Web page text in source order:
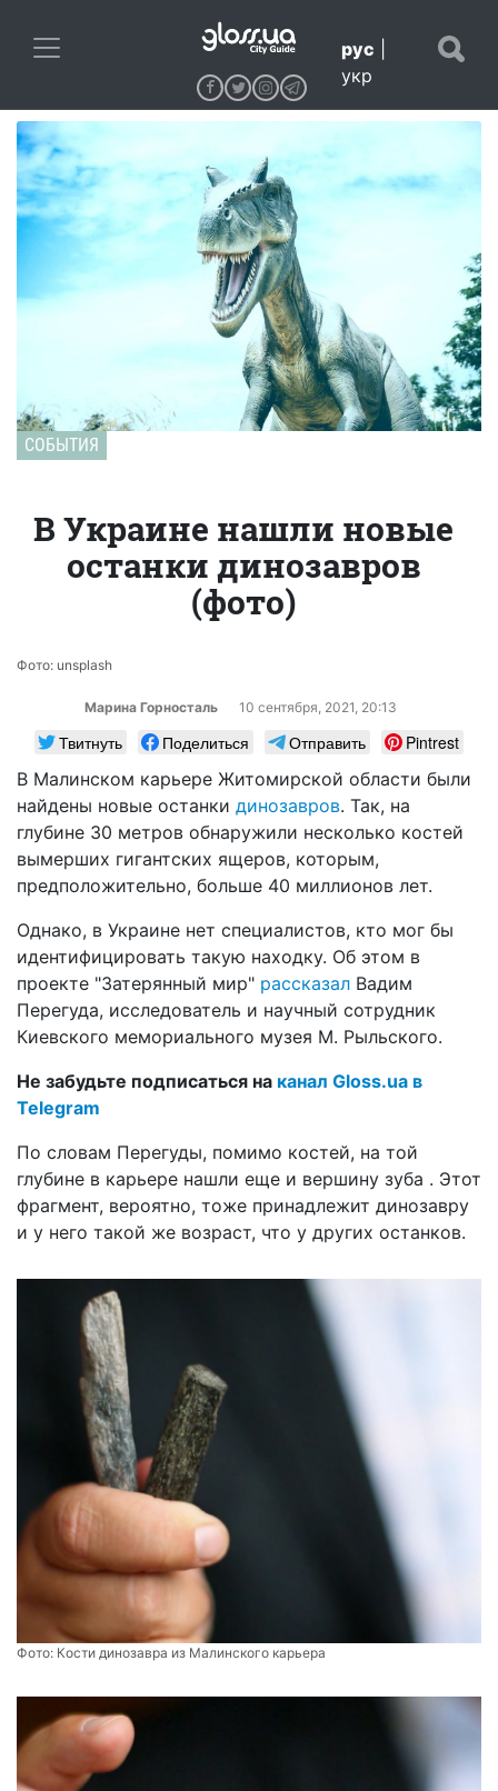
рус
укр
СОБЫТИЯ
В Украине нашли новые
останки динозавров
(фото)
Фото: unsplash
Марина Горносталь 10 сентября, 2021, 20:13
Твитнуть Поделиться Отправить
Pintrest
В Малинском карьере Житомирской области были
найдены новые останки динозавров. Так, на
глубине 30 метров обнаружили несколько костей
вымерших гигантских ящеров, которым,
предположительно, больше 40 миллионов лет.
Однако, в Украине нет специалистов, кто мог бы
идентифицировать такую находку. Об этом в
проекте "Затерянный мир" рассказал Вадим
Перегуда, исследователь и научный сотрудник
Киевского мемориального музея М. Рыльского.
Не забудьте подписаться на канал Gloss.ua в
Telegram
По словам Перегуды, помимо костей, на той
глубине в карьере нашли еще и вершину зуба . Этот
фрагмент, вероятно, тоже принадлежит динозавру
и у него такой же возраст, что у других останков.
Фото: Кости динозавра из Малинского карьера